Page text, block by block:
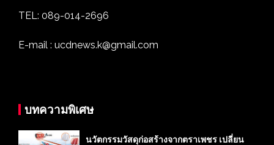
TEL: 089-014-2696
E-mail : ucdnews.k@gmail.com
บทความพิเศษ
นวัตกรรมวัสดุก่อสร้างจากตราเพชร เปลี่ยน